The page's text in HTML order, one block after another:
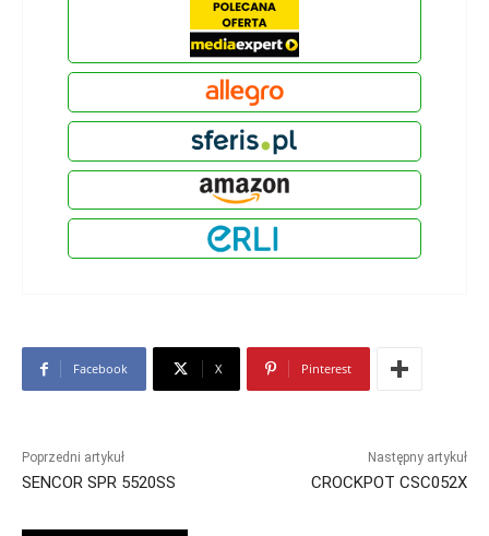
Facebook X Pinterest
Poprzedni artykuł
SENCOR SPR 5520SS
Następny artykuł
CROCKPOT CSC052X